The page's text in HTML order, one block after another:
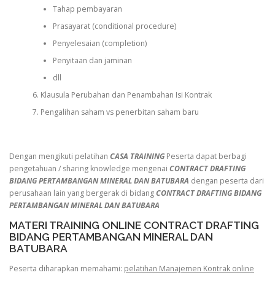
Tahap pembayaran
Prasayarat (conditional procedure)
Penyelesaian (completion)
Penyitaan dan jaminan
dll
Klausula Perubahan dan Penambahan Isi Kontrak
Pengalihan saham vs penerbitan saham baru
Dengan mengikuti pelatihan CASA TRAINING Peserta dapat berbagi
pengetahuan / sharing knowledge mengenai CONTRACT DRAFTING
BIDANG PERTAMBANGAN MINERAL DAN BATUBARA dengan peserta dari
perusahaan lain yang bergerak di bidangCONTRACT DRAFTING BIDANG
PERTAMBANGAN MINERAL DAN BATUBARA
MATERI TRAINING ONLINE CONTRACT DRAFTING
BIDANG PERTAMBANGAN MINERAL DAN
BATUBARA
Peserta diharapkan memahami: pelatihan Manajemen Kontrak online